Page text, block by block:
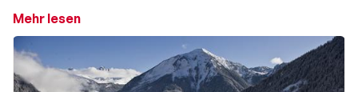
befinden sich am südlichen Hang des Skigebiets von La
Minuten auf etwa 2000 m Höhe, von wo aus Sie einen
guten Anschluss haben zu den Liften von La Plagne. Die
10 Kilometer lange, vielseitige Abfahrt von der Spitze
Mehr lesen